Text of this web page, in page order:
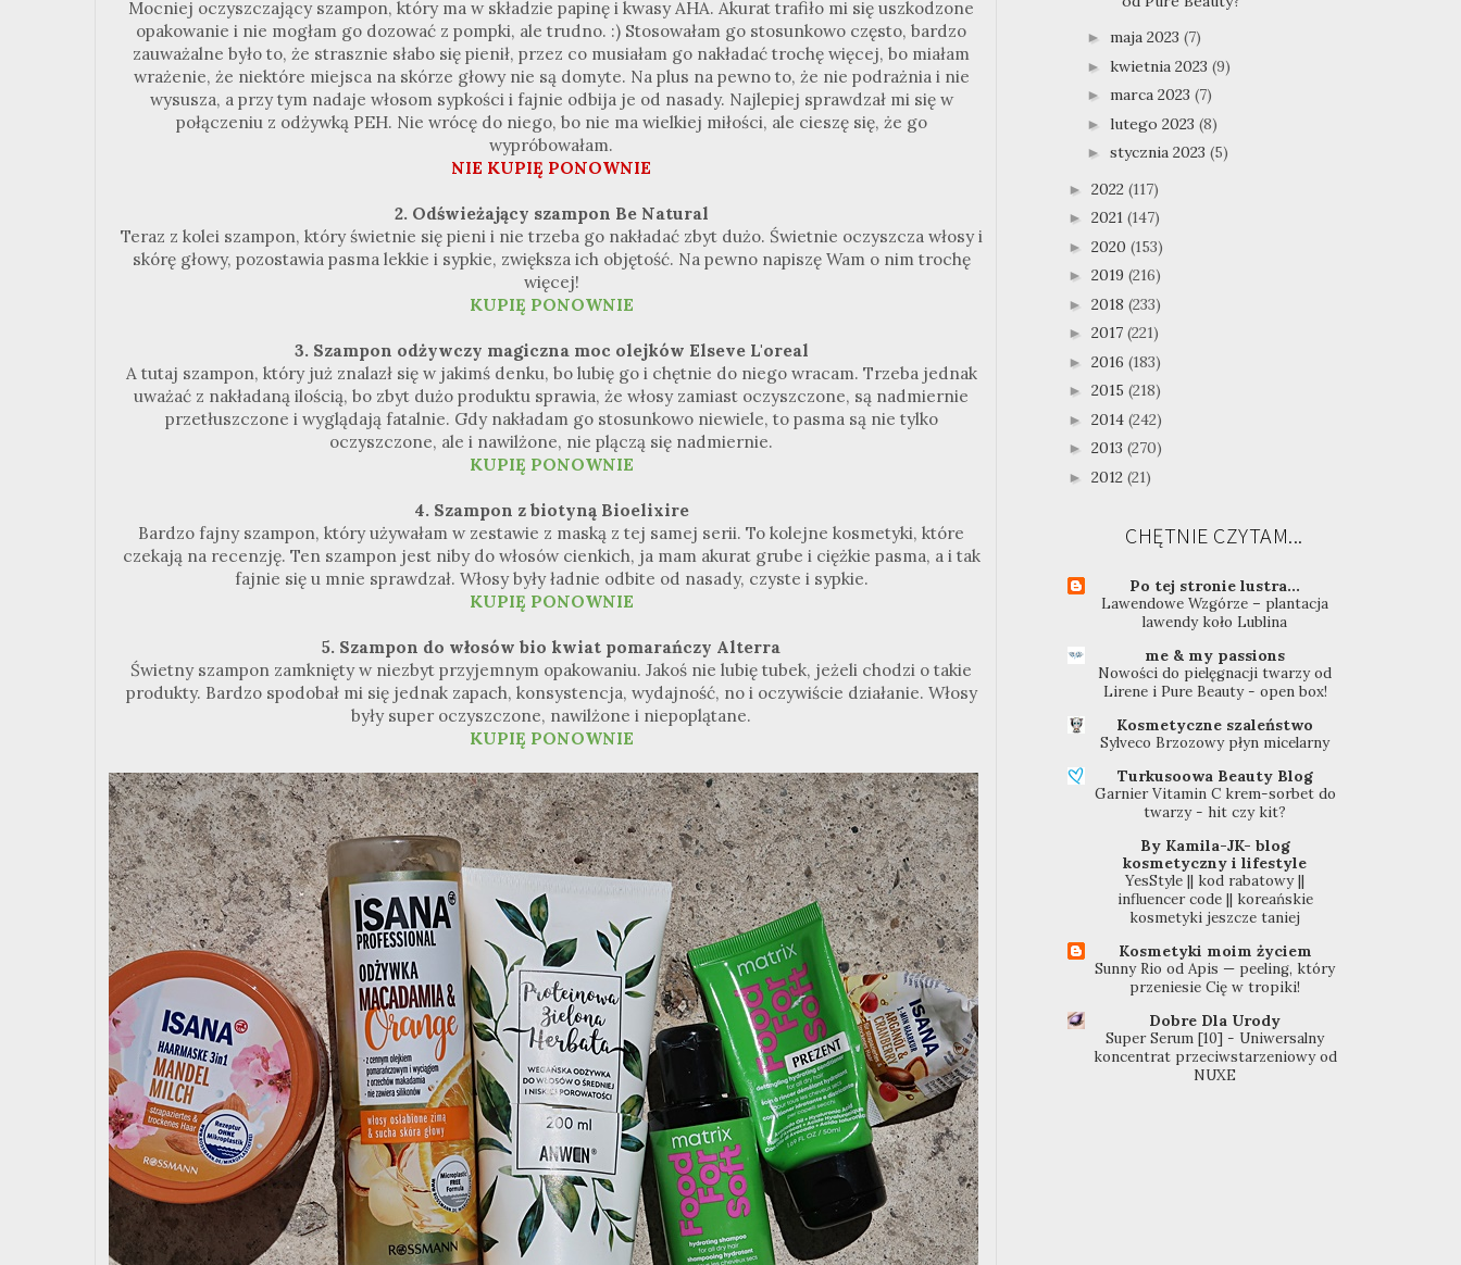
Mocniej oczyszczający szampon, który ma w składzie papinę i kwasy AHA. Akurat trafiło mi się uszkodzone
opakowanie i nie mogłam go dozować z pompki, ale trudno. :) Stosowałam go stosunkowo często, bardzo
zauważalne było to, że strasznie słabo się pienił, przez co musiałam go nakładać trochę więcej, bo miałam
wrażenie, że niektóre miejsca na skórze głowy nie są domyte. Na plus na pewno to, że nie podrażnia i nie
wysusza, a przy tym nadaje włosom sypkości i fajnie odbija je od nasady. Najlepiej sprawdzał mi się w
połączeniu z odżywką PEH. Nie wrócę do niego, bo nie ma wielkiej miłości, ale cieszę się, że go
wypróbowałam.
NIE KUPIĘ PONOWNIE
2. Odświeżający szampon Be Natural
Teraz z kolei szampon, który świetnie się pieni i nie trzeba go nakładać zbyt dużo. Świetnie oczyszcza włosy i
skórę głowy, pozostawia pasma lekkie i sypkie, zwiększa ich objętość. Na pewno napiszę Wam o nim trochę
więcej!
KUPIĘ PONOWNIE
3. Szampon odżywczy magiczna moc olejków Elseve L'oreal
A tutaj szampon, który już znalazł się w jakimś denku, bo lubię go i chętnie do niego wracam. Trzeba jednak
uważać z nakładaną ilością, bo zbyt dużo produktu sprawia, że włosy zamiast oczyszczone, są nadmiernie
przetłuszczone i wyglądają fatalnie. Gdy nakładam go stosunkowo niewiele, to pasma są nie tylko
oczyszczone, ale i nawilżone, nie plączą się nadmiernie.
KUPIĘ PONOWNIE
4. Szampon z biotyną Bioelixire
Bardzo fajny szampon, który używałam w zestawie z maską z tej samej serii. To kolejne kosmetyki, które
czekają na recenzję. Ten szampon jest niby do włosów cienkich, ja mam akurat grube i ciężkie pasma, a i tak
fajnie się u mnie sprawdzał. Włosy były ładnie odbite od nasady, czyste i sypkie.
KUPIĘ PONOWNIE
5. Szampon do włosów bio kwiat pomarańczy Alterra
Świetny szampon zamknięty w niezbyt przyjemnym opakowaniu. Jakoś nie lubię tubek, jeżeli chodzi o takie
produkty. Bardzo spodobał mi się jednak zapach, konsystencja, wydajność, no i oczywiście działanie. Włosy
były super oczyszczone, nawilżone i niepoplątane.
KUPIĘ PONOWNIE
► maja 2023 (7)
► kwietnia 2023 (9)
► marca 2023 (7)
► lutego 2023 (8)
► stycznia 2023 (5)
► 2022 (117)
► 2021 (147)
► 2020 (153)
► 2019 (216)
► 2018 (233)
► 2017 (221)
► 2016 (183)
► 2015 (218)
► 2014 (242)
► 2013 (270)
► 2012 (21)
CHĘTNIE CZYTAM...
Po tej stronie lustra...
Lawendowe Wzgórze – plantacja
lawendy koło Lublina
me & my passions
Nowości do pielęgnacji twarzy od
Lirene i Pure Beauty - open box!
Kosmetyczne szaleństwo
Sylveco Brzozowy płyn micelarny
Turkusoowa Beauty Blog
Garnier Vitamin C krem-sorbet do
twarzy - hit czy kit?
By Kamila-JK- blog
kosmetyczny i lifestyle
YesStyle || kod rabatowy ||
influencer code || koreańskie
kosmetyki jeszcze taniej
Kosmetyki moim życiem
Sunny Rio od Apis — peeling, który
przeniesie Cię w tropiki!
Dobre Dla Urody
Super Serum [10] - Uniwersalny
koncentrat przeciwstarzeniowy od
NUXE